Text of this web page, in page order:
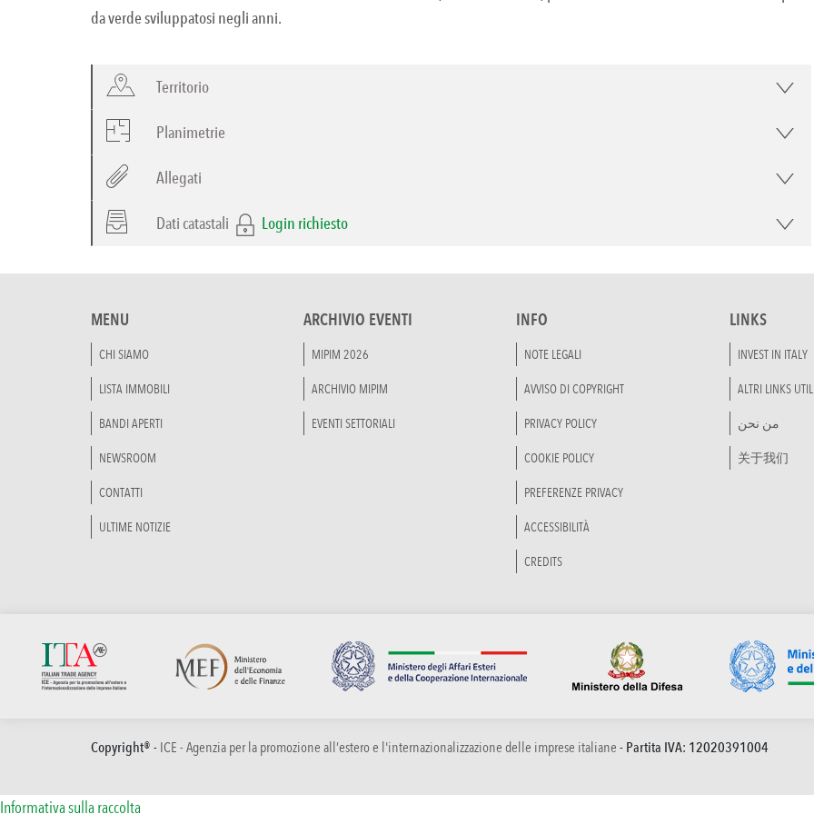
da verde sviluppatosi negli anni.
Territorio
Planimetrie
Allegati
Dati catastali Login richiesto
MENU
CHI SIAMO
LISTA IMMOBILI
BANDI APERTI
NEWSROOM
CONTATTI
ULTIME NOTIZIE
ARCHIVIO EVENTI
MIPIM 2026
ARCHIVIO MIPIM
EVENTI SETTORIALI
INFO
NOTE LEGALI
AVVISO DI COPYRIGHT
PRIVACY POLICY
COOKIE POLICY
PREFERENZE PRIVACY
ACCESSIBILITÀ
CREDITS
LINKS
INVEST IN ITALY
ALTRI LINKS UTILI
من نحن
关于我们
Copyright® - ICE - Agenzia per la promozione all’estero e l'internazionalizzazione delle imprese italiane - Partita IVA: 12020391004
Informativa sulla raccolta